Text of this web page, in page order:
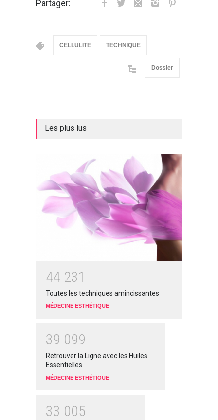
Partager:
CELLULITE TECHNIQUE
Dossier
Les plus lus
44 231
Toutes les techniques amincissantes
MÉDECINE ESTHÉTIQUE
39 099
Retrouver la Ligne avec les Huiles
Essentielles
MÉDECINE ESTHÉTIQUE
33 005